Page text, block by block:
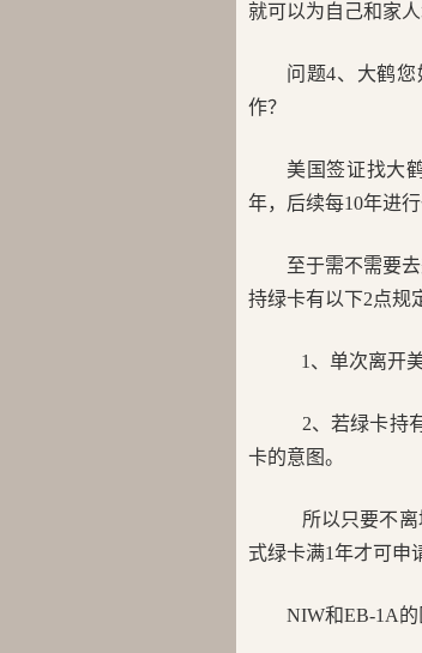
就可以为自己和家人
问题4、大鹤
作？
美国签证找大
年，后续每10年进
至于需不需要
持绿卡有以下2点规
1、单次离开
2、若绿卡持
卡的意图。
所以只要不离
式绿卡满1年才可申
NIW和EB-1A的